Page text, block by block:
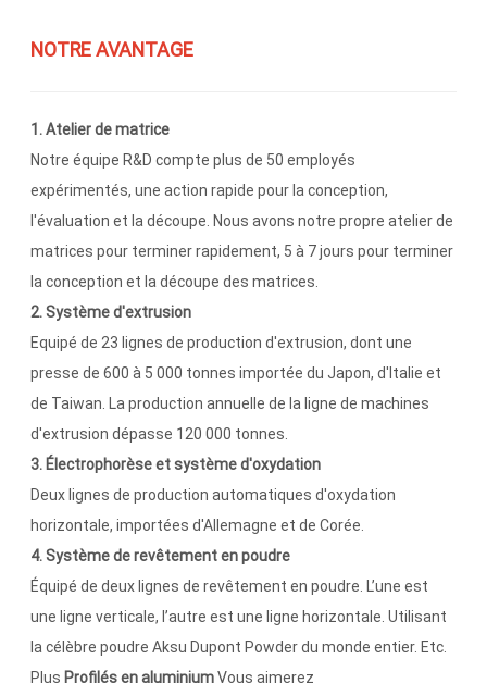
NOTRE AVANTAGE
1. Atelier de matrice
Notre équipe R&D compte plus de 50 employés
expérimentés, une action rapide pour la conception,
l'évaluation et la découpe. Nous avons notre propre atelier de
matrices pour terminer rapidement, 5 à 7 jours pour terminer
la conception et la découpe des matrices.
2. Système d'extrusion
Equipé de 23 lignes de production d'extrusion, dont une
presse de 600 à 5 000 tonnes importée du Japon, d'Italie et
de Taiwan. La production annuelle de la ligne de machines
d'extrusion dépasse 120 000 tonnes.
3. Électrophorèse et système d'oxydation
Deux lignes de production automatiques d'oxydation
horizontale, importées d'Allemagne et de Corée.
4. Système de revêtement en poudre
Équipé de deux lignes de revêtement en poudre. L’une est
une ligne verticale, l’autre est une ligne horizontale. Utilisant
la célèbre poudre Aksu Dupont Powder du monde entier. Etc.
Plus Profilés en aluminiumVous aimerez